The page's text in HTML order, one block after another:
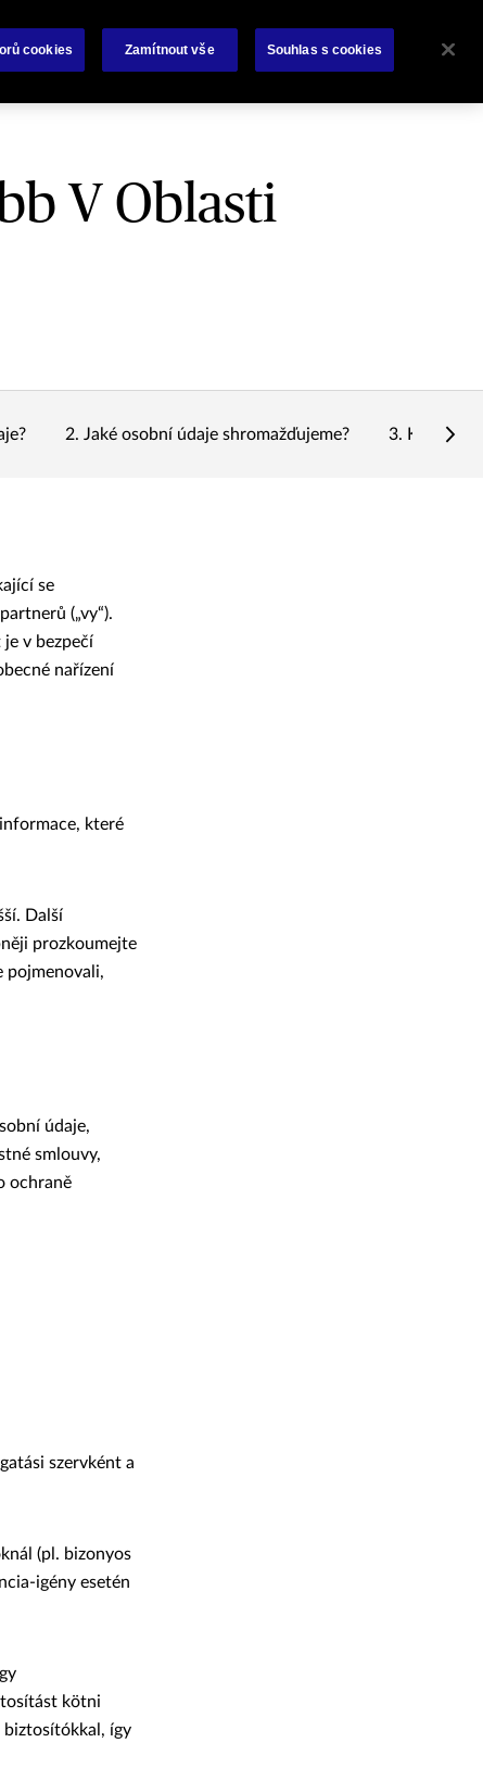
O nás
V Oblasti
2. Jaké osobní údaje shromažďujeme? 3. Kdy vaše
se
(„vy“).
v bezpečí
nařízení
které
Další
prozkoumejte
pojmenovali,
údaje,
smlouvy,
ochraně
szervként a
(pl. bizonyos
igény esetén
kötni
biztosítókkal, így
cookies Zamítnout vše Souhlas s cookies